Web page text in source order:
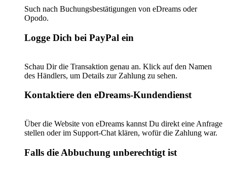
Such nach Buchungsbestätigungen von eDreams oder
Opodo.
Logge Dich bei PayPal ein
Schau Dir die Transaktion genau an. Klick auf den Namen
des Händlers, um Details zur Zahlung zu sehen.
Kontaktiere den eDreams-Kundendienst
Über die Website von eDreams kannst Du direkt eine Anfrage
stellen oder im Support-Chat klären, wofür die Zahlung war.
Falls die Abbuchung unberechtigt ist